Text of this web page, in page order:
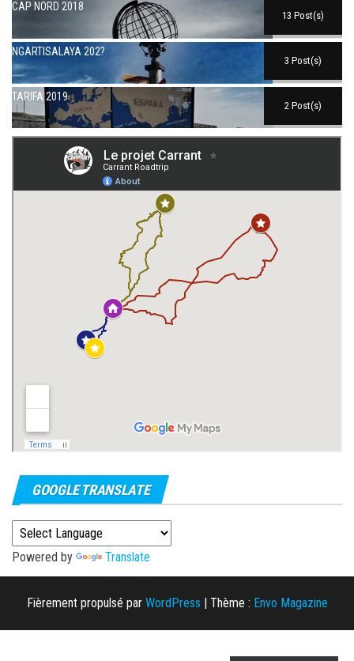
CAP NORD 2018
13 Post(s)
NGARTISALAYA 202?
3 Post(s)
TARIFA 2019
2 Post(s)
GOOGLE TRANSLATE
Powered by Translate
Fièrement propulsé par WordPress | Thème : Envo Magazine